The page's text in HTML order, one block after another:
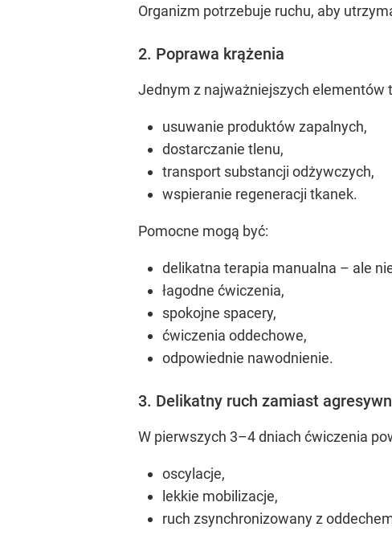
Organizm potrzebuje ruchu, aby
2. Poprawa krążenia
Jednym z najważniejszych elementów
usuwanie produktów zapalnych,
dostarczanie tlenu,
transport substancji odżywczych,
wspieranie regeneracji tkanek.
Pomocne mogą być:
delikatna terapia manualna – ale
łagodne ćwiczenia,
spokojne spacery,
ćwiczenia oddechowe,
odpowiednie nawodnienie.
3. Delikatny ruch zamiast
W pierwszych 3–4 dniach ćwiczenia
oscylacje,
lekkie mobilizacje,
ruch zsynchronizowany z